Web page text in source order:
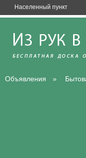
Объявления
Населенный пункт